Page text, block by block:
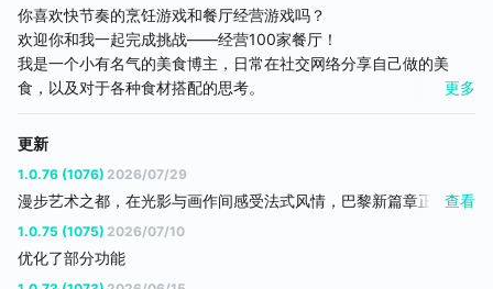
你喜欢快节奏的烹饪游戏和餐厅经营游戏吗？
欢迎你和我一起完成挑战——经营100家餐厅！
我是一个小有名气的美食博主，日常在社交网络分享自己做的美
食，以及对于各种食材搭配的思考。
个事情，于是收到了很多邀请，于是，新的挑战即将启程！快加入
《星厨烹饪记》是一款有温度，引人入胜的餐厅游戏，从中国民间
餐饮出发，到国外各个国家的特色美食。从路边小摊、街角饭店、
深夜食堂到高级餐厅、私人厨房。从传统美食到创意食谱、分子料
理。给玩家呈现各种美食的制作过程。不仅有各种各样的食物，更
更多
更新
1.0.76 (1076) 2026/07/29
漫步艺术之都，在光影与画作间感受法式风情，巴黎新篇章正式开
启！
【新餐厅与料理】艺术馆餐厅
查看
1.0.75 (1075) 2026/07/10
优化了部分功能